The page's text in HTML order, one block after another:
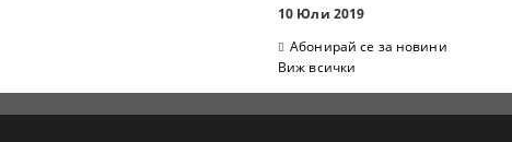
10 Юли 2019
Абонирай се за новини
Виж всички